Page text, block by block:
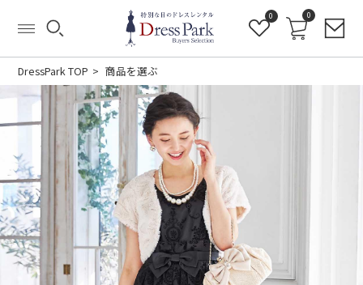
0 0
DressPark TOP 商品を選ぶ